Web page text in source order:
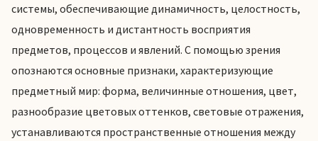
системы, обеспечивающие динамичность, целостность,
одновременность и дистантность восприятия
предметов, процессов и явлений. С помощью зрения
опознаются основные признаки, характеризующие
предметный мир: форма, величинные отношения, цвет,
разнообразие цветовых оттенков, световые отражения,
устанавливаются пространственные отношения между